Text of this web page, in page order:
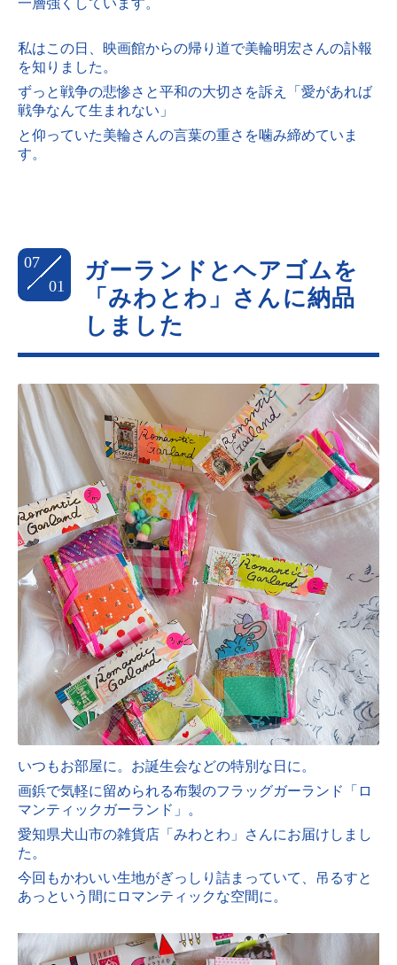
一層強くしています。
私はこの日、映画館からの帰り道で美輪明宏さんの訃報
を知りました。
ずっと戦争の悲惨さと平和の大切さを訴え「愛があれば
戦争なんて生まれない」
と仰っていた美輪さんの言葉の重さを噛み締めていま
す。
07
01
ガーランドとヘアゴムを
「みわとわ」さんに納品
しました
いつもお部屋に。お誕生会などの特別な日に。
画鋲で気軽に留められる布製のフラッグガーランド「 ロ
マンティックガーランド」。
愛知県犬山市の雑貨店「みわとわ」さんにお届けしまし
た。
今回もかわいい生地がぎっしり詰まっていて、吊るすと
あっという間にロマンティックな空間に。